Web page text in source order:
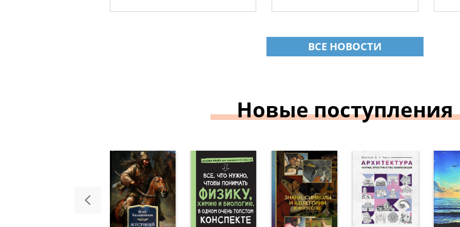
продолжается серия
жителей Васильевского
ВСЕ НОВОСТИ
Новыепоступления
Жестокий век
Калашников
И. К.
Все, что
нужно, чтобы
понимать
физику,
химию и ...
Подунова Н.
Знаки,
символы и
аллегории в
искусстве
Кортунова Н.
Д.
Архитектура
Чинь Ф. Д. К.